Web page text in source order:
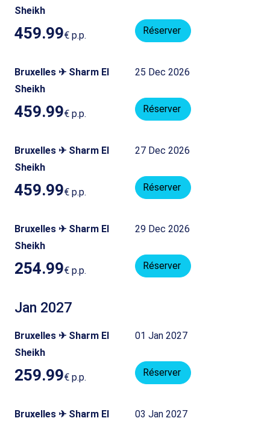
Sheikh
459.99€ p.p. Réserver
Bruxelles ✈ Sharm El
Sheikh
25 Dec 2026
459.99€ p.p. Réserver
Bruxelles ✈ Sharm El
Sheikh
27 Dec 2026
459.99€ p.p. Réserver
Bruxelles ✈ Sharm El
Sheikh
29 Dec 2026
254.99€ p.p. Réserver
Jan 2027
Bruxelles ✈ Sharm El
Sheikh
01 Jan 2027
259.99€ p.p. Réserver
Bruxelles ✈ Sharm El
03 Jan 2027